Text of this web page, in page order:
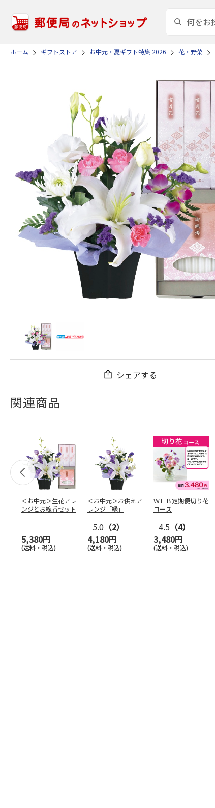
ホーム ギフトストア お中元・夏ギフト特集 2026 花・野菜
シェアする
関連商品
＜お中元＞生花アレ
ンジとお線香セット
5,380円
(送料・税込)
＜お中元＞お供えア
レンジ「縁」
5.0 （2）
4,180円
(送料・税込)
ＷＥＢ定期便切り花
コース
4.5 （4）
3,480円
(送料・税込)